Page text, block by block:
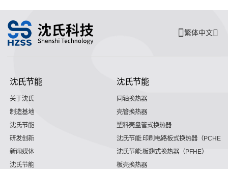
繁体中文
沈氏节能
关于沈氏
制造基地
沈氏节能
研发创新
新闻媒体
沈氏节能
沈氏节能
同轴换热器
壳管换热器
塑料壳盘管式换热器
沈氏节能:印刷电路板式换热器（PCHE）
沈氏节能:板翅式换热器（PFHE）
板壳换热器